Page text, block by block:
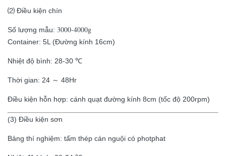
⑵ Điều kiện chín
Số lượng mẫu: 3000-4000g
Container: 5L (Đường kính 16cm)
Nhiệt độ bình: 28-30 ℃
Thời gian: 24 ～ 48Hr
Điều kiện hỗn hợp: cánh quạt đường kính 8cm (tốc độ 200rpm)
(3) Điều kiện sơn
Bảng thí nghiệm: tấm thép cán nguội có photphat